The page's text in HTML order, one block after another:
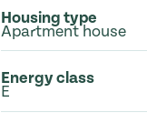
Housing type
Apartment house
Energy class
E